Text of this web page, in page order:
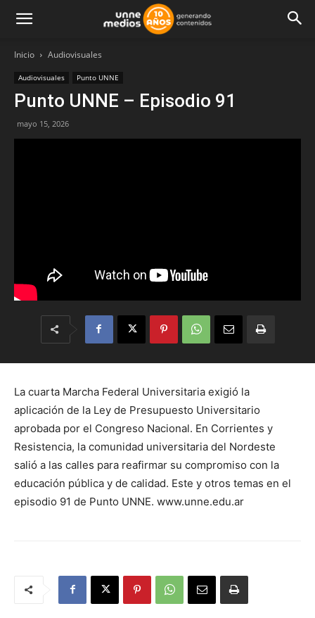
Inicio Audiovisuales
Audiovisuales Punto UNNE
Punto UNNE – Episodio 91
mayo 15, 2026
La cuarta Marcha Federal Universitaria exigió la
aplicación de la Ley de Presupuesto Universitario
aprobada por el Congreso Nacional. En Corrientes y
Resistencia, la comunidad universitaria del Nordeste
salió a las calles para reafirmar su compromiso con la
educación pública y de calidad. Este y otros temas en el
episodio 91 de Punto UNNE. www.unne.edu.ar